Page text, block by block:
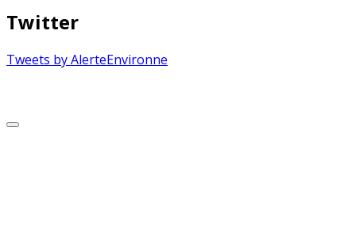
Twitter
Tweets by AlerteEnvironne
Scroll